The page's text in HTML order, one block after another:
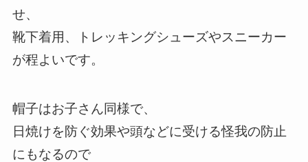
せ、
靴下着用、トレッキングシューズやスニーカー
が程よいです。
帽子はお子さん同様で、
日焼けを防ぐ効果や頭などに受ける怪我の防止
にもなるので